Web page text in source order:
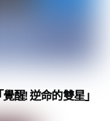
醒! 逆命的雙星」